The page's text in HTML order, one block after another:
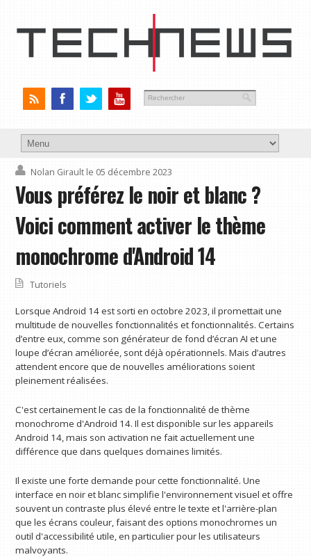
Nolan Girault le 05 décembre 2023
Vous préférez le noir et blanc ?
Voici comment activer le thème
monochrome d'Android 14
Tutoriels
Lorsque Android 14 est sorti en octobre 2023, il promettait une
multitude de nouvelles fonctionnalités et fonctionnalités. Certains
d’entre eux, comme son générateur de fond d’écran AI et une
loupe d’écran améliorée, sont déjà opérationnels. Mais d’autres
attendent encore que de nouvelles améliorations soient
pleinement réalisées.
C'est certainement le cas de la fonctionnalité de thème
monochrome d'Android 14. Il est disponible sur les appareils
Android 14, mais son activation ne fait actuellement une
différence que dans quelques domaines limités.
Il existe une forte demande pour cette fonctionnalité. Une
interface en noir et blanc simplifie l'environnement visuel et offre
souvent un contraste plus élevé entre le texte et l'arrière-plan
que les écrans couleur, faisant des options monochromes un
outil d'accessibilité utile, en particulier pour les utilisateurs
malvoyants.